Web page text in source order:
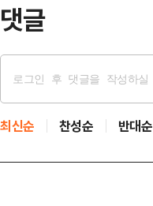
댓글
최신순 찬성순 반대순